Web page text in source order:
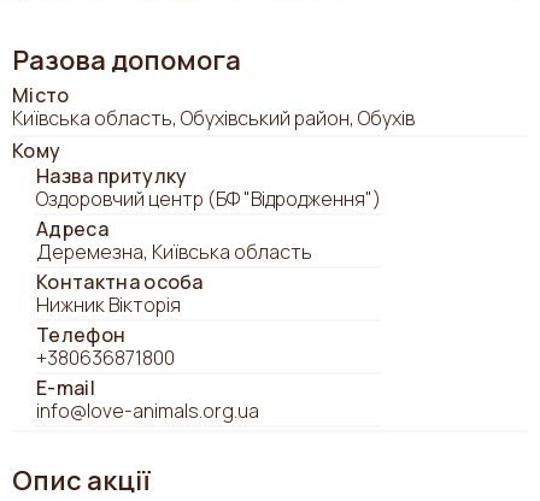
Разова допомога
Місто
Київська область, Обухівський район, Обухів
Кому
Назва притулку
Оздоровчий центр (БФ "Відродження")
Адреса
Деремезна, Київська область
Контактна особа
Нижник Вікторія
Телефон
+380636871800
E-mail
info@love-animals.org.ua
Опис акції